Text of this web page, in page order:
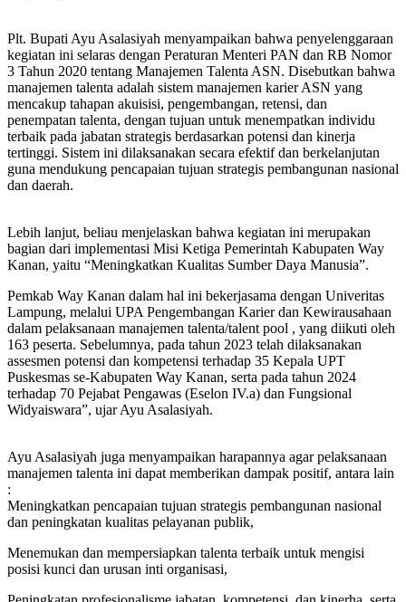
Plt. Bupati Ayu Asalasiyah menyampaikan bahwa penyelenggaraan
kegiatan ini selaras dengan Peraturan Menteri PAN dan RB Nomor
3 Tahun 2020 tentang Manajemen Talenta ASN. Disebutkan bahwa
manajemen talenta adalah sistem manajemen karier ASN yang
mencakup tahapan akuisisi, pengembangan, retensi, dan
penempatan talenta, dengan tujuan untuk menempatkan individu
terbaik pada jabatan strategis berdasarkan potensi dan kinerja
tertinggi. Sistem ini dilaksanakan secara efektif dan berkelanjutan
guna mendukung pencapaian tujuan strategis pembangunan nasional
dan daerah.
Lebih lanjut, beliau menjelaskan bahwa kegiatan ini merupakan
bagian dari implementasi Misi Ketiga Pemerintah Kabupaten Way
Kanan, yaitu “Meningkatkan Kualitas Sumber Daya Manusia”.
Pemkab Way Kanan dalam hal ini bekerjasama dengan Univeritas
Lampung, melalui UPA Pengembangan Karier dan Kewirausahaan
dalam pelaksanaan manajemen talenta/talent pool , yang diikuti oleh
163 peserta. Sebelumnya, pada tahun 2023 telah dilaksanakan
assesmen potensi dan kompetensi terhadap 35 Kepala UPT
Puskesmas se-Kabupaten Way Kanan, serta pada tahun 2024
terhadap 70 Pejabat Pengawas (Eselon IV.a) dan Fungsional
Widyaiswara”, ujar Ayu Asalasiyah.
Ayu Asalasiyah juga menyampaikan harapannya agar pelaksanaan
manajemen talenta ini dapat memberikan dampak positif, antara lain
:
Meningkatkan pencapaian tujuan strategis pembangunan nasional
dan peningkatan kualitas pelayanan publik,
Menemukan dan mempersiapkan talenta terbaik untuk mengisi
posisi kunci dan urusan inti organisasi,